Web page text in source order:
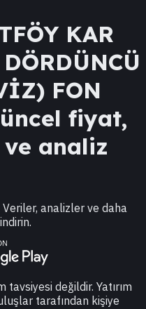
KAR
FON
fiyat,
analiz
analizler ve daha
değildir. Yatırım
tarafından kişiye